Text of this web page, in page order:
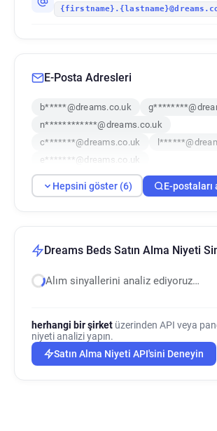
E-Posta Adresleri
b*****@dreams.co.uk
n************@dreams.co.uk
c*******@dreams.co.uk
e*******@dreams.co.uk
Hepsini göster (6) E-postaları
Dreams Beds Satın Alma Niyeti
Alım sinyallerini analiz ediyoruz…
herhangi bir şirket üzerinden API veya
niyeti analizi yapın.
Satın Alma Niyeti API'sini Deneyin